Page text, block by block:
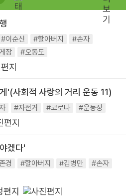
학교
#이순신 #할아버지
#손자
장 #오동도
'(사회적 사랑의 거리 운동 11)
#자전거 #코로나 #운동장
겠다'
경 #할아버지 #김병만
#손자